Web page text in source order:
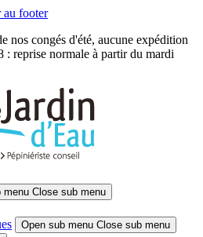
au footer
congés d'été, aucune expédition
reprise normale à partir du mardi
menu Close sub menu
Open sub menu Close sub menu